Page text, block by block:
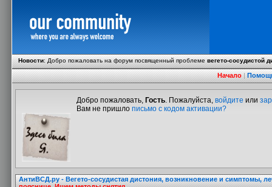
Новости:Добро пожаловать на форум посвященный проблемевегето-сосудистой
Начало|
Добро пожаловать, Гость. Пожалуйста, войдите или
Вам не пришло письмо с кодом активации?
АнтиВСД.ру - Вегето-сосудистая дистония, возникновение и симптомы,